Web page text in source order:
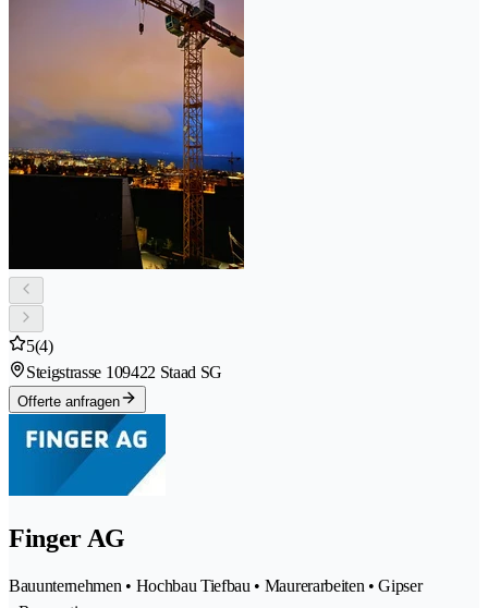
5(4)
Steigstrasse 109422 Staad SG
Offerte anfragen
Finger AG
Bauunternehmen • Hochbau Tiefbau • Maurerarbeiten • Gipser